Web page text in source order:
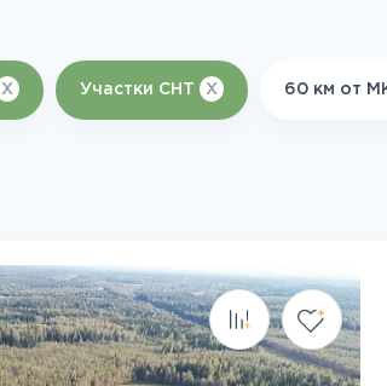
X Участки СНТ X 60 км от